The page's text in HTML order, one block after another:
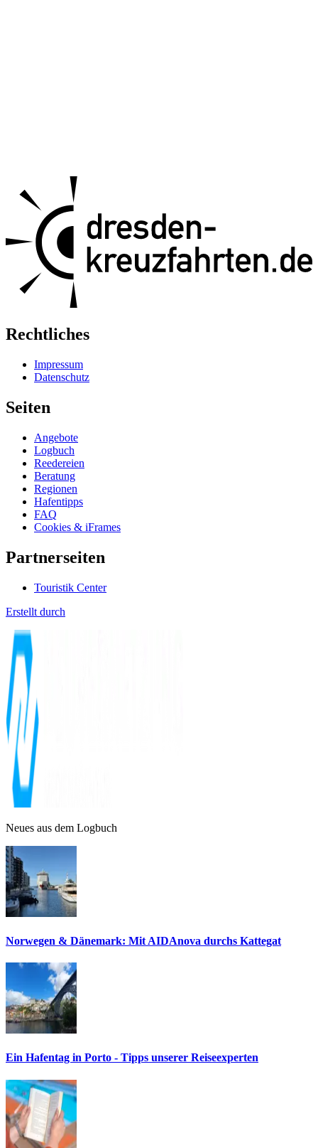
Rechtliches
Impressum
Datenschutz
Seiten
Angebote
Logbuch
Reedereien
Beratung
Regionen
Hafentipps
FAQ
Cookies & iFrames
Partnerseiten
Touristik Center
Erstellt durch
Neues aus dem Logbuch
Norwegen & Dänemark: Mit AIDAnova durchs Kattegat
Ein Hafentag in Porto - Tipps unserer Reiseexperten